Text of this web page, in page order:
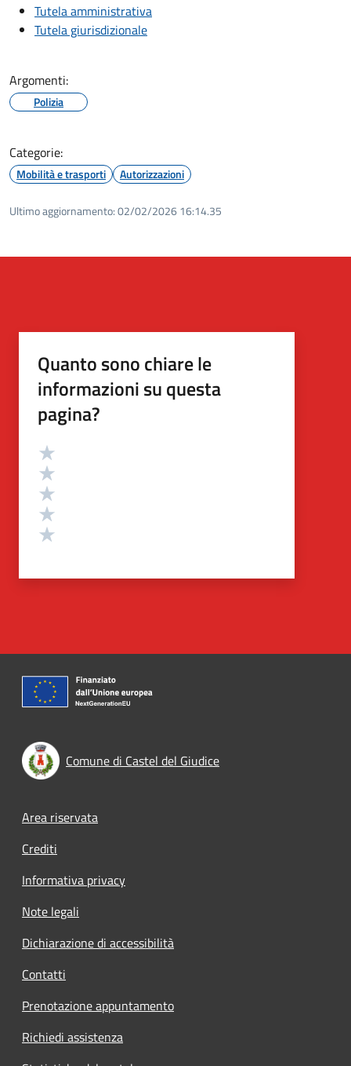
Tutela amministrativa
Tutela giurisdizionale
Argomenti:
Polizia
Categorie:
Mobilità e trasporti Autorizzazioni
Ultimo aggiornamento:02/02/2026 16:14.35
Quanto sono chiare le
informazioni su questa
pagina?
Valutazione
Comune di Castel del Giudice
Footer menu
Area riservata
Crediti
Informativa privacy
Note legali
Dichiarazione di accessibilità
Contatti
Prenotazione appuntamento
Richiedi assistenza